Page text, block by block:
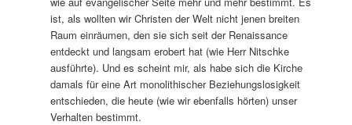
ist, als wollten wir Christen der Welt nicht jenen breiten
Raum einräumen, den sie sich seit der Renaissance
entdeckt und langsam erobert hat (wie Herr Nitschke
ausführte). Und es scheint mir, als habe sich die Kirche
damals für eine Art monolithischer Beziehungslosigkeit
entschieden, die heute (wie wir ebenfalls hörten) unser
Verhalten bestimmt.